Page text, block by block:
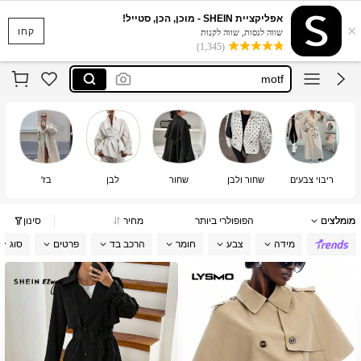
קחו ×
אפליקציית SHEIN - מוכן, הכן, סטייל!
שווה לנסות, שווה לקנות
(1,345)
norpojin
lumalex
motf
dazy
norpojin
lumalex
ריבוי צבעים שחור ולבן שחור לבן בז'
מומלצים הפופולרי ביותר מחיר סינון
מידה צבע חומר הרכב בד פרטים סוג